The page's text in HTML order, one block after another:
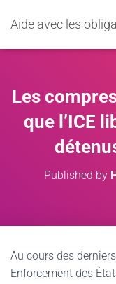
Aide avec les
Les
que l’ICE
Published by
Au cours des
Enforcement des